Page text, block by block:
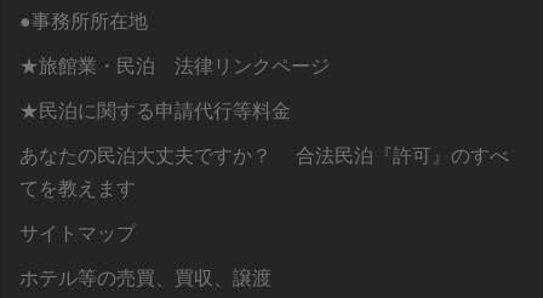
●事務所所在地
★旅館業・民泊 法律リンクページ
★民泊に関する申請代行等料金
あなたの民泊大丈夫ですか？ 合法民泊『許可』のすべ
てを教えます
サイトマップ
ホテル等の売買、買収、譲渡